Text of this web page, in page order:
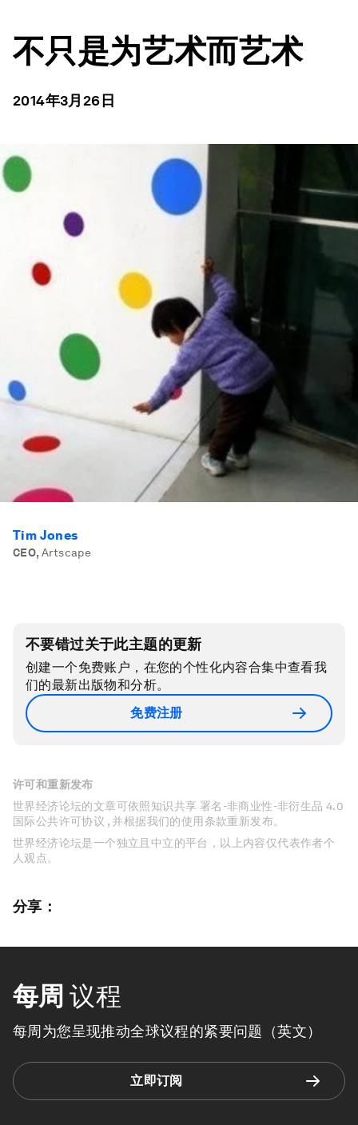
不只是为艺术而艺术
2014年3月26日
Tim Jones
CEO, Artscape
不要错过关于此主题的更新
创建一个免费账户，在您的个性化内容合集中查看我
们的最新出版物和分析。
免费注册
许可和重新发布
世界经济论坛的文章可依照知识共享 署名-非商业性-非衍生品 4.0
国际公共许可协议 , 并根据我们的使用条款重新发布。
世界经济论坛是一个独立且中立的平台，以上内容仅代表作者个
人观点。
分享：
每周 议程
每周为您呈现推动全球议程的紧要问题（英文）
立即订阅